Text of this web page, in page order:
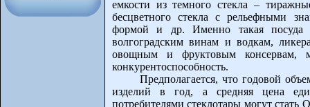
емкости из темного стекла –
бесцветного стекла с рельефными
формой и др. Именно такая посуда
волгоградским винам и водкам,
овощным и фруктовым консервам,
конкурентоспособность.
Предполагается, что годовой
изделий в год, а средняя цена
потребителями стеклотары могут